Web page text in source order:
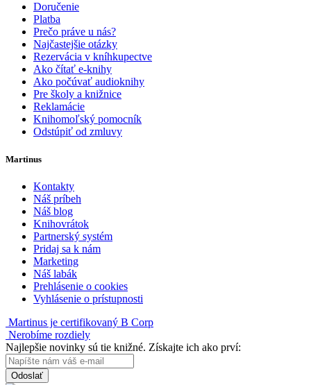
Doručenie
Platba
Prečo práve u nás?
Najčastejšie otázky
Rezervácia v kníhkupectve
Ako čítať e-knihy
Ako počúvať audioknihy
Pre školy a knižnice
Reklamácie
Knihomoľský pomocník
Odstúpiť od zmluvy
Martinus
Kontakty
Náš príbeh
Náš blog
Knihovrátok
Partnerský systém
Pridaj sa k nám
Marketing
Náš labák
Prehlásenie o cookies
Vyhlásenie o prístupnosti
Martinus je certifikovaný B Corp
Nerobíme rozdiely
Najlepšie novinky sú tie knižné. Získajte ich ako prví:
Odoslať